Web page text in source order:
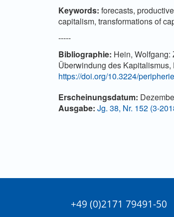
Keywords: forecasts,
capitalism, transformations of
-----
Bibliographie: Hein, Wolfgang:
Überwindung des Kapitalismus,
https://doi.org/10.3224/
Artikel-
Details
Erscheinungsdatum:
Ausgabe: Jg. 38, Nr. 152 (3-
+49 (0)2171 79491-50